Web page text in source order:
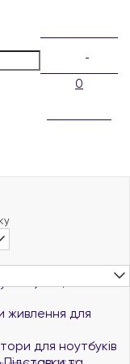
0
Сумки, чохли та
живлення для
для ноутбуків